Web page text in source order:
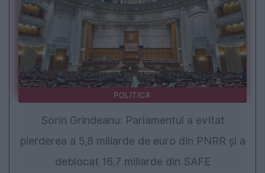
POLITICA
Sorin Grindeanu: Parlamentul a evitat
pierderea a 5,8 miliarde de euro din PNRR și a
deblocat 16,7 miliarde din SAFE